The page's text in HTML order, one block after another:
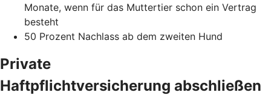
Monate, wenn für das Muttertier schon ein Vertrag
besteht
50 Prozent Nachlass ab dem zweiten Hund
Private
Haftpflichtversicherung abschließen